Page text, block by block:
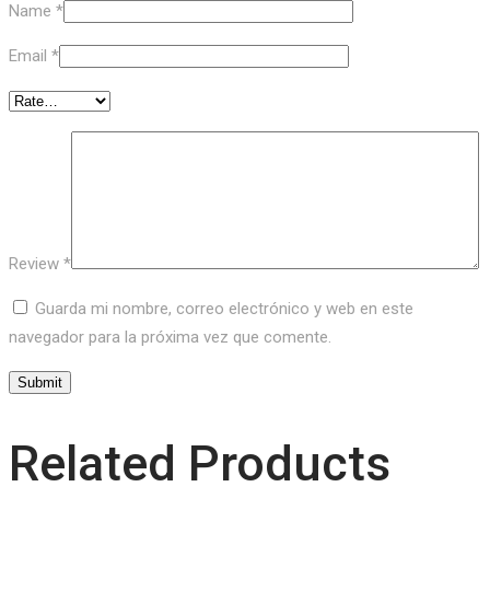
Name *
Email *
Review *
Guarda mi nombre, correo electrónico y web en este
navegador para la próxima vez que comente.
Related Products